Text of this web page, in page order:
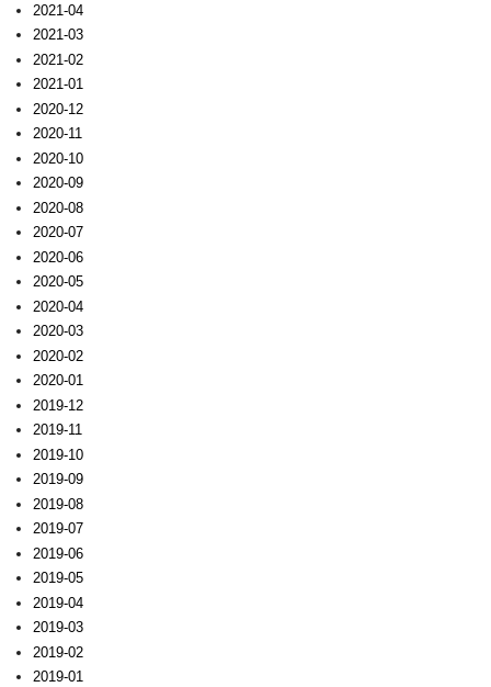
2021-04
2021-03
2021-02
2021-01
2020-12
2020-11
2020-10
2020-09
2020-08
2020-07
2020-06
2020-05
2020-04
2020-03
2020-02
2020-01
2019-12
2019-11
2019-10
2019-09
2019-08
2019-07
2019-06
2019-05
2019-04
2019-03
2019-02
2019-01